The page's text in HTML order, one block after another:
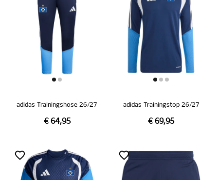
adidas Trainingshose 26/27
€ 64,95
adidas Trainingstop 26/27
€ 69,95